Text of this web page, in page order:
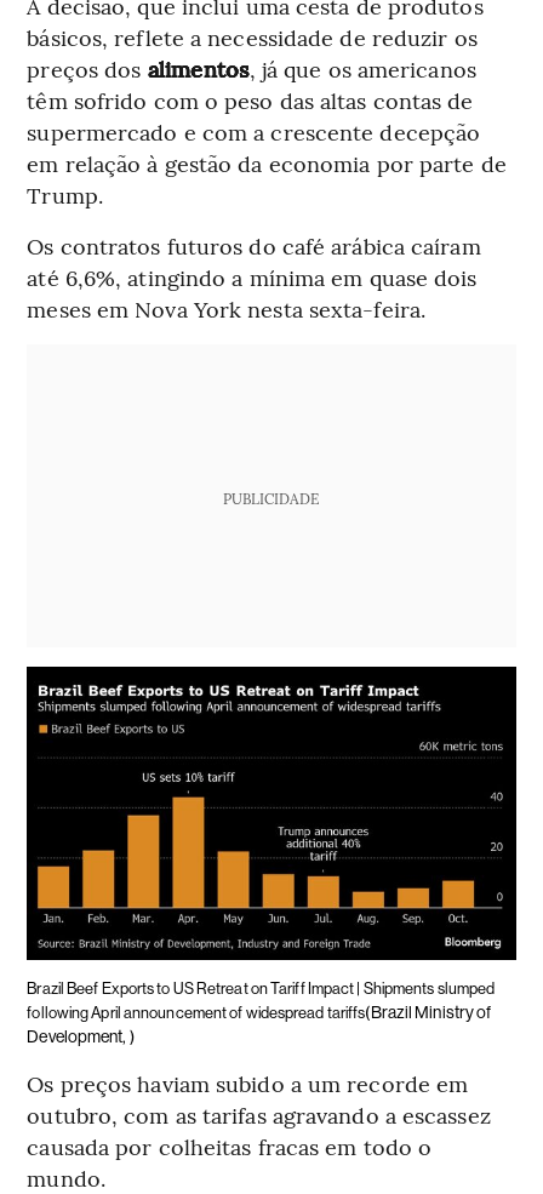
básicos, reflete a necessidade de reduzir os
preços dos alimentos, já que os americanos
têm sofrido com o peso das altas contas de
supermercado e com a crescente decepção
em relação à gestão da economia por parte de
Trump.
Os contratos futuros do café arábica caíram
até 6,6%, atingindo a mínima em quase dois
meses em Nova York nesta sexta-feira.
PUBLICIDADE
Brazil Beef Exports to US Retreat on Tariff Impact | Shipments slumped
following April announcement of widespread tariffs(Brazil Ministry of
Development, )
Os preços haviam subido a um recorde em
outubro, com as tarifas agravando a escassez
causada por colheitas fracas em todo o
mundo.